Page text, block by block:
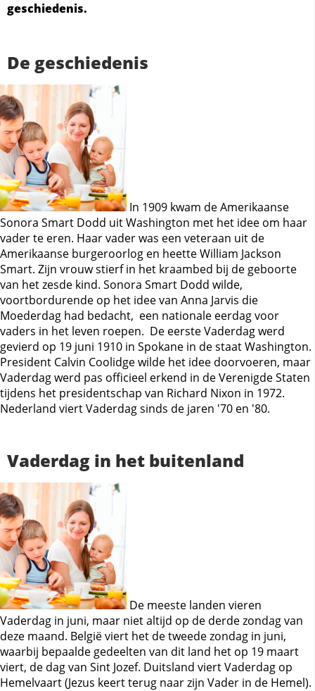
geschiedenis.
De geschiedenis
In 1909 kwam de Amerikaanse
Sonora Smart Dodd uit Washington met het idee om haar
vader te eren. Haar vader was een veteraan uit de
Amerikaanse burgeroorlog en heette William Jackson
Smart. Zijn vrouw stierf in het kraambed bij de geboorte
van het zesde kind. Sonora Smart Dodd wilde,
voortbordurende op het idee van Anna Jarvis die
Moederdag had bedacht, een nationale eerdag voor
vaders in het leven roepen. De eerste Vaderdag werd
gevierd op 19 juni 1910 in Spokane in de staat Washington.
President Calvin Coolidge wilde het idee doorvoeren, maar
Vaderdag werd pas officieel erkend in de Verenigde Staten
tijdens het presidentschap van Richard Nixon in 1972.
Nederland viert Vaderdag sinds de jaren '70 en '80.
Vaderdag in het buitenland
De meeste landen vieren
Vaderdag in juni, maar niet altijd op de derde zondag van
deze maand. België viert het de tweede zondag in juni,
waarbij bepaalde gedeelten van dit land het op 19 maart
viert, de dag van Sint Jozef. Duitsland viert Vaderdag op
Hemelvaart (Jezus keert terug naar zijn Vader in de Hemel).